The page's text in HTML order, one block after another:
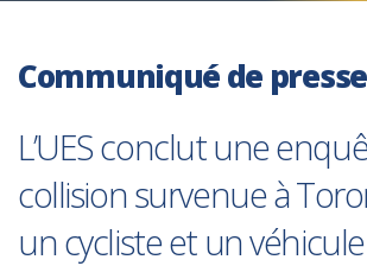
Communiqué de presse
L’UES conclut une
collision survenue à
un cycliste et un